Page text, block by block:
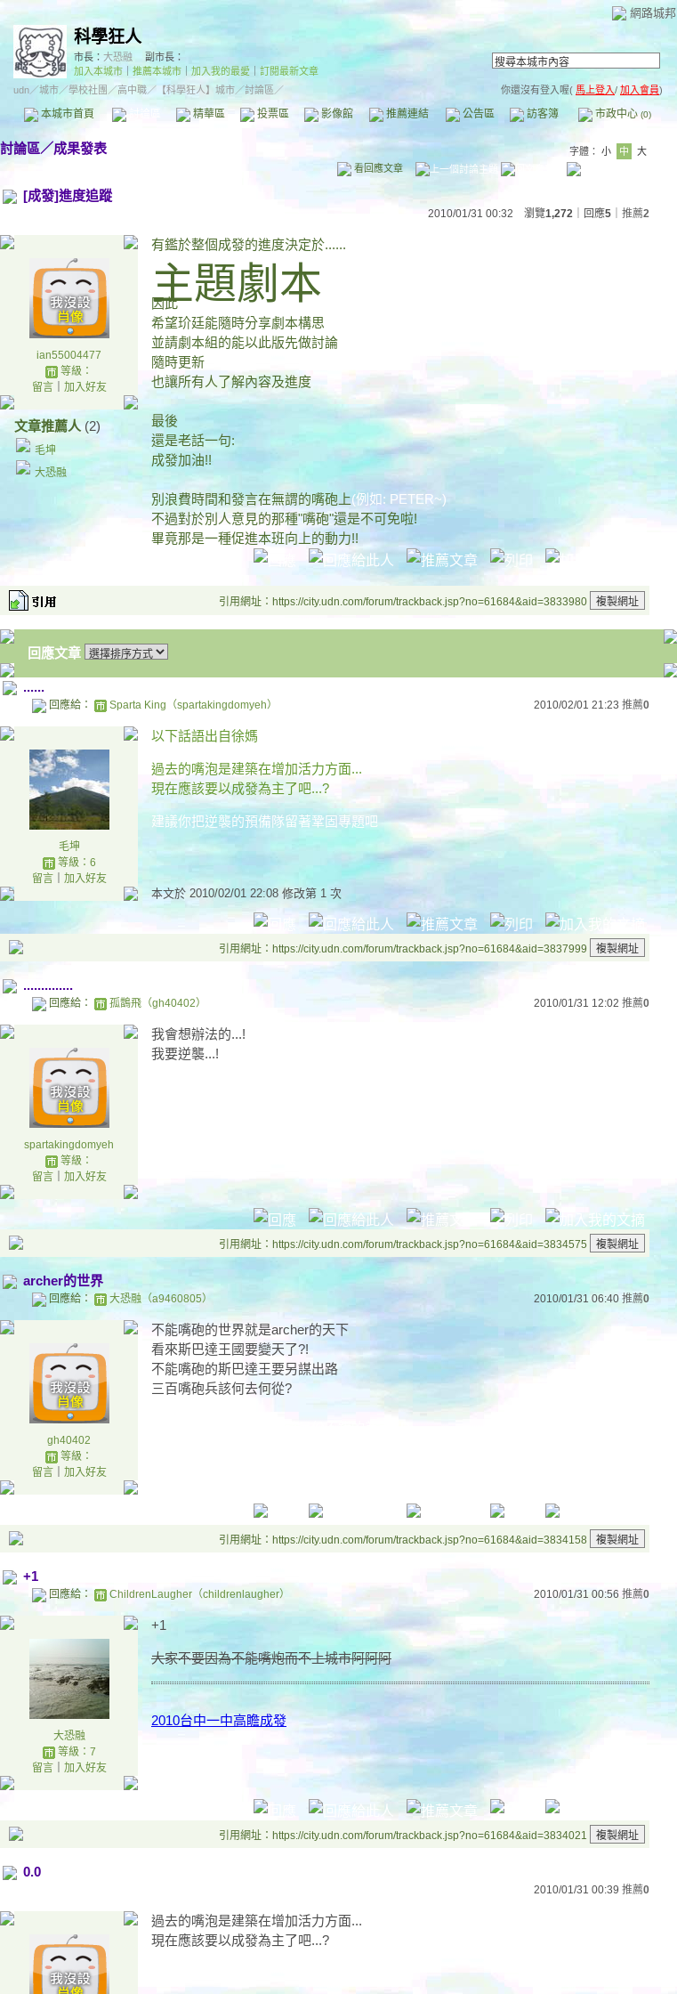
網路城邦
科學狂人
市長： 大恐融
副市長：
加入本城市
推薦本城市 加入我的最愛
訂閱最新文章
udn／城市／學校社團 ／高中職／ 【科學狂人】城市／討論區／ 你還沒有登入喔( 馬上登入/ 加入會員)
本城市首頁 精華區 投票區 影像館 推薦連結 公告區 訪客簿 市政中心 (0)
討論區／成果發表 字體： 小 中
大
看回應文章
[成發]進度追蹤
2010/01/31 00:32 瀏覽1,272 ｜回應5 推薦2
ian55004477
等級：
留言｜ 加入好友
文章推薦人 (2)
毛坤
大恐融
有鑑於整個成發的進度決定於......
主題劇本
因此
希望玠廷能隨時分享劇本構思
並請劇本組的能以此版先做討論
隨時更新
也讓所有人了解內容及進度
最後
還是老話一句:
成發加油!!
別浪費時間和發言在無謂的嘴砲上(例如: PETER~)
不過對於別人意見的那種"嘴砲"還是不可免啦!
畢竟那是一種促進本班向上的動力!!
引用網址：https://city.udn.com/forum/trackback.jsp?no=61684&aid=3833980
回應文章
......
回應給： Sparta King（spartakingdomyeh） 2010/02/01 21:23 推薦0
毛坤
等級：6
留言｜ 加入好友
以下話語出自徐媽
過去的嘴泡是建築在增加活力方面...
現在應該要以成發為主了吧...?
建議你把逆襲的預備隊留著鞏固專題吧
本文於 2010/02/01 22:08 修改第 1 次
引用網址：https://city.udn.com/forum/trackback.jsp?no=61684&aid=3837999
..............
回應給： 孤鵲飛（gh40402） 2010/01/31 12:02 推薦0
spartakingdomyeh
等級：
留言｜ 加入好友
我會想辦法的...!
我要逆襲...!
引用網址：https://city.udn.com/forum/trackback.jsp?no=61684&aid=3834575
archer的世界
回應給： 大恐融（a9460805） 2010/01/31 06:40 推薦0
gh40402
等級：
留言｜ 加入好友
不能嘴砲的世界就是archer的天下
看來斯巴達王國要變天了?!
不能嘴砲的斯巴達王要另謀出路
三百嘴砲兵該何去何從?
引用網址：https://city.udn.com/forum/trackback.jsp?no=61684&aid=3834158
+1
回應給： ChildrenLaugher（childrenlaugher） 2010/01/31 00:56 推薦0
大恐融
等級：7
留言｜ 加入好友
+1
大家不要因為不能嘴炮而不上城市阿阿阿
2010台中一中高瞻成發
引用網址：https://city.udn.com/forum/trackback.jsp?no=61684&aid=3834021
0.0
2010/01/31 00:39 推薦0
過去的嘴泡是建築在增加活力方面...
現在應該要以成發為主了吧...?